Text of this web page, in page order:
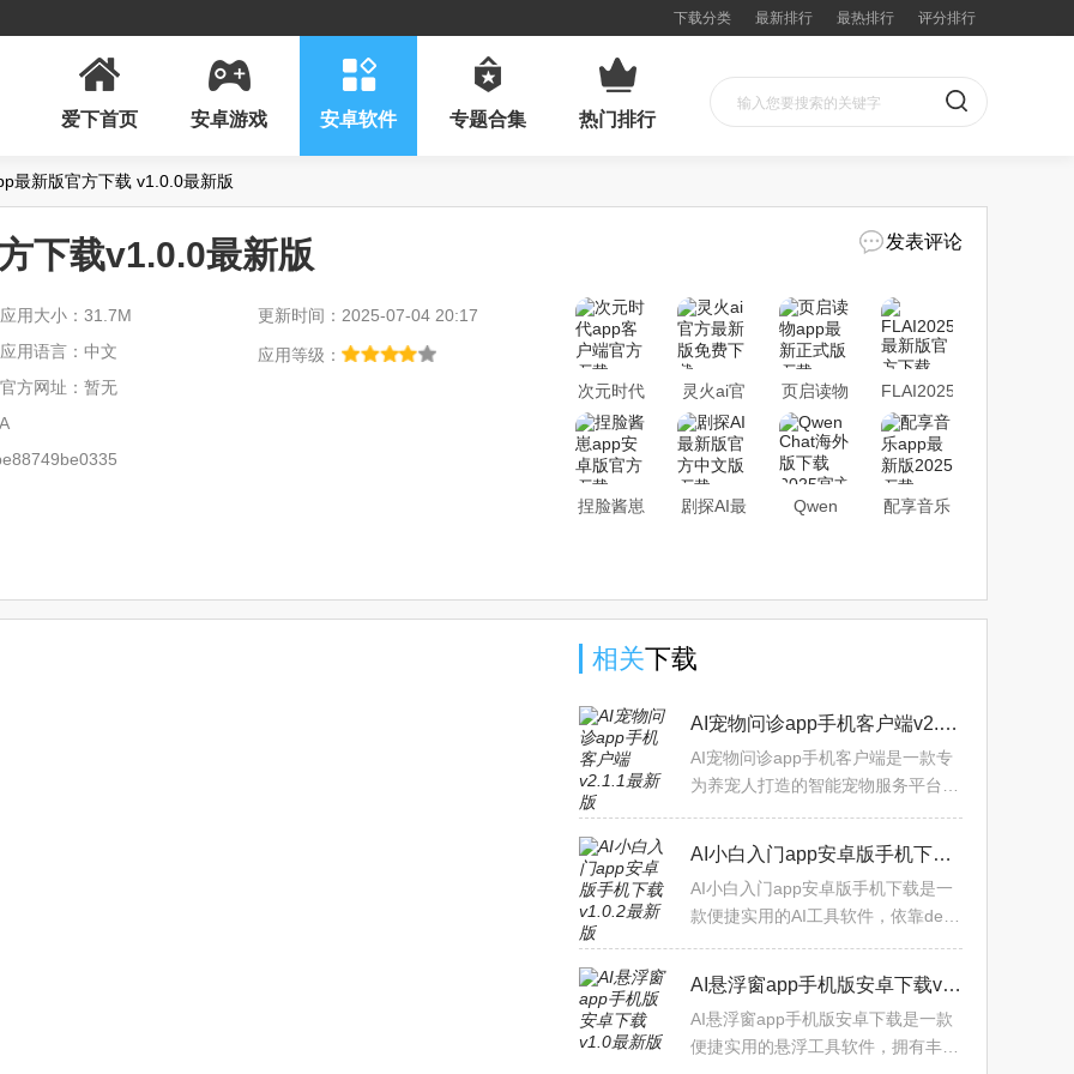
下载分类 最新排行 最热排行 评分排行
爱下首页 安卓游戏 安卓软件 专题合集 热门排行
最新版官方下载 v1.0.0最新版
下载v1.0.0最新版 发表评论
应用大小：31.7M
更新时间：2025-07-04 20:17
应用语言：中文
应用等级：
官方网址：暂无
次元时代
app客户
端官方下
载
灵火ai官
方最新版
免费下载
页启读物
app最新
正式版下
载
FLAI2025
最新版官
方下载
捏脸酱崽
剧探AI最
Qwen
配享音乐
相关下载
AI宠物问诊app手机客户端v2.1.1最新版
AI宠物问诊app手机客户端是一款专
为养宠人打造的智能宠物服务平台，
随时了解宠物状态，还能对身体状况
进行测评与分析，指定合理
AI小白入门app安卓版手机下载v1.0.2最新版
AI小白入门app安卓版手机下载是一
款便捷实用的AI工具软件，依靠deep
提供推理加速，更擅长搜索，答疑，
分析，写作，提建议，只需输
AI悬浮窗app手机版安卓下载v1.0最新版
AI悬浮窗app手机版安卓下载是一款
便捷实用的悬浮工具软件，拥有丰富